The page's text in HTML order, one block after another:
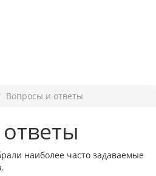
Вопросы и ответы
наиболее часто задаваемые